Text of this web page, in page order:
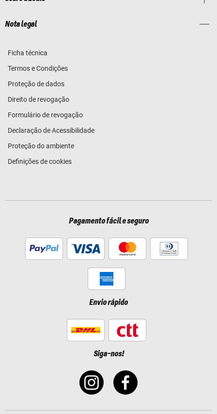
Nota legal
Ficha técnica
Termos e Condições
Proteção de dados
Direito de revogação
Formulário de revogação
Declaração de Acessibilidade
Proteção do ambiente
Definições de cookies
Pagamento fácil e seguro
Envio rápido
Siga-nos!